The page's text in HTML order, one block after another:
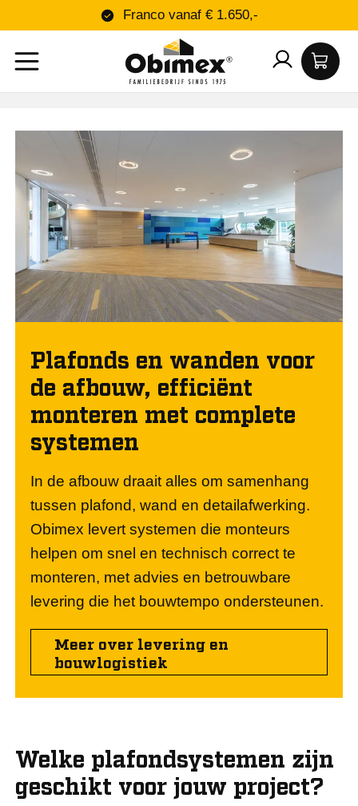
Franco vanaf € 1.650,-
Plafonds en wanden voor
de afbouw, efficiënt
monteren met complete
systemen
In de afbouw draait alles om samenhang
tussen plafond, wand en detailafwerking.
Obimex levert systemen die monteurs
helpen om snel en technisch correct te
monteren, met advies en betrouwbare
levering die het bouwtempo ondersteunen.
Meer over levering en
bouwlogistiek
Welke plafondsystemen zijn
geschikt voor jouw project?